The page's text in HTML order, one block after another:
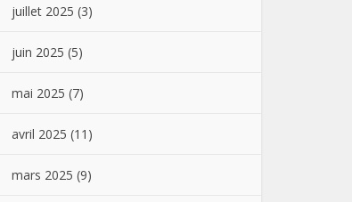
juillet 2025 (3)
juin 2025 (5)
mai 2025 (7)
avril 2025 (11)
mars 2025 (9)